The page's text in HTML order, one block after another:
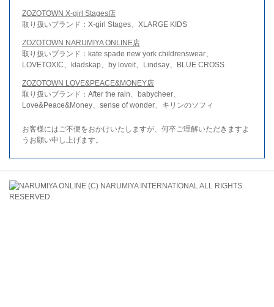
ZOZOTOWN X-girl Stages店
取り扱いブランド：X-girl Stages、XLARGE KIDS
ZOZOTOWN NARUMIYA ONLINE店
取り扱いブランド：kate spade new york childrenswear、
LOVETOXIC、kladskap、by loveit、Lindsay、BLUE CROSS
ZOZOTOWN LOVE&PEACE&MONEY店
取り扱いブランド：After the rain、babycheer、
Love&Peace&Money、sense of wonder、キリンのソフィ
お客様にはご不便をおかけいたしますが、何卒ご理解いただきますよ
うお願い申し上げます。